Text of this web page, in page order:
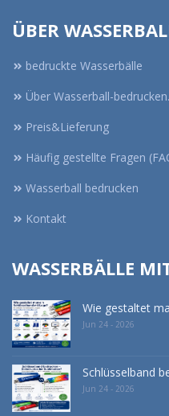
ÜBER
bedruckte Wasserbälle
Über Wasserball-
Preis&Lieferung
Häufig gestellte Fragen
Wasserball bedrucken
Kontakt
WASSERBÄLLE
Wie gestaltet
Jun 24 - 2026
Schlüsselband
Jun 24 - 2026